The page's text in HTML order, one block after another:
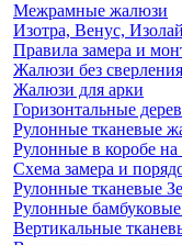
Межрамные жалюзи
Изотра, Венус,
Правила замера и
Жалюзи без
Жалюзи для арки
Горизонтальные
Рулонные тканевые
Рулонные в коробе
Схема замера и
Рулонные тканевые
Рулонные
Вертикальные